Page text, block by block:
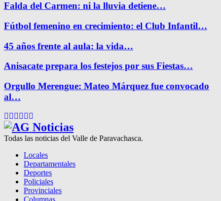
Falda del Carmen: ni la lluvia detiene…
Fútbol femenino en crecimiento: el Club Infantil…
45 años frente al aula: la vida…
Anisacate prepara los festejos por sus Fiestas…
Orgullo Merengue: Mateo Márquez fue convocado
al…
Facebook
Twitter
Instagram
Pinterest
Google
Todas las noticias del Valle de Paravachasca.
Locales
Departamentales
Deportes
Policiales
Provinciales
Columnas